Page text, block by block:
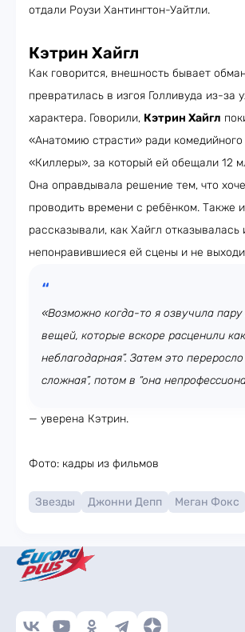
отдали Роузи Хантингтон-Уайтли.
Кэтрин Хайгл
Как говорится, внешность бывает
превратилась в изгоя Голливуда из-за
характера. Говорили, Кэтрин Хайгл
«Анатомию страсти» ради комедийного
«Киллеры», за который ей обещали 12
Она оправдывала решение тем, что
проводить времени с ребёнком. Также
рассказывали, как Хайгл отказывалась
непонравившиеся ей сцены и не
«Возможно когда-то я озвучила
вещей, которые вскоре расценили
неблагодарная”. Затем это переросло
сложная”, потом в “она
— уверена Кэтрин.
Фото: кадры из фильмов
Звезды Джонни Депп Меган Фокс